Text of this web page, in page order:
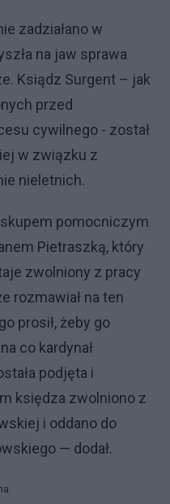
zadziałano w
na jaw sprawa
Ksiądz Surgent – jak
przed
cywilnego - został
w związku z
nieletnich.
pomocniczym
Pietraszką, który
zwolniony z pracy
rozmawiał na ten
prosił, żeby go
co kardynał
podjęta i
księdza zwolniono z
i oddano do
— dodał.